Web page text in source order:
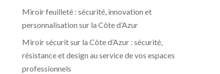
Miroir feuilleté : sécurité, innovation et
personnalisation sur la Côte d’Azur
Miroir sécurit sur la Côte d’Azur : sécurité,
résistance et design au service de vos espaces
professionnels